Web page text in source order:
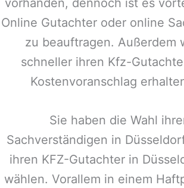
vorhanden, dennoch ist es
Online Gutachter oder online
zu beauftragen. Außerdem
schneller ihren Kfz-
Kostenvoranschlag
Sie haben die Wahl
Sachverständigen in
ihren KFZ-Gutachter in
wählen. Vorallem in einem